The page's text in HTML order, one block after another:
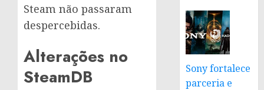
Steam não passaram
despercebidas.
Alterações no
SteamDB
Sony fortalece
parceria e